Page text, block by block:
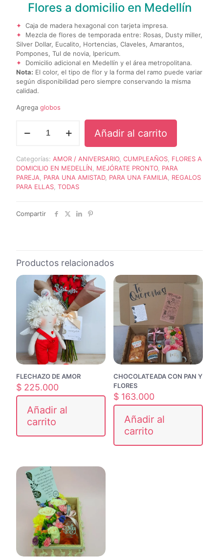
Flores a domicilio en Medellín
Caja de madera hexagonal con tarjeta impresa.
Mezcla de flores de temporada entre: Rosas, Dusty miller,
Silver Dollar, Eucalito, Hortencias, Claveles, Amarantos,
Pompones, Tul de novia, Ipericum.
Domicilio adicional en Medellín y el área metropolitana.
Nota: El color, el tipo de flor y la forma del ramo puede variar
según disponibilidad pero siempre conservando la misma
calidad.
Agrega globos
cantidad
Añadir al carrito
Categorías: AMOR / ANIVERSARIO CUMPLEAÑOS FLORES A
DOMICILIO EN MEDELLÍN
MEJÓRATE PRONTO PARA
PAREJA
PARA UNA AMISTAD, PARA UNA FAMILIA
REGALOS
PARA ELLAS TODAS
Compartir
Productos relacionados
FLECHAZO DE AMOR
$ 225.000
Añadir al
carrito
CHOCOLATEADA CON PAN Y
FLORES
$163.000
Añadir al
carrito